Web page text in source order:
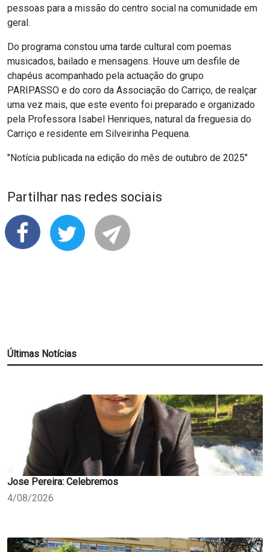
pessoas para a missão do centro social na comunidade em
geral.
Do programa constou uma tarde cultural com poemas
musicados, bailado e mensagens. Houve um desfile de
chapéus acompanhado pela actuação do grupo
PARIPASSO e do coro da Associação do Carriço, de realçar
uma vez mais, que este evento foi preparado e organizado
pela Professora Isabel Henriques, natural da freguesia do
Carriço e residente em Silveirinha Pequena.
"Notícia publicada na edição do mês de outubro de 2025"
Partilhar nas redes sociais
Últimas Notícias
Jose Pereira: Celebremos
4/08/2026